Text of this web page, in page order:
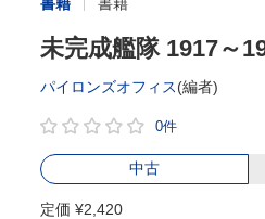
未完成艦隊 1917～
パイロンズオフィス(編者)
0件
中古
定価 ¥2,420